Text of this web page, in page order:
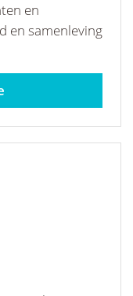
en
en samenleving